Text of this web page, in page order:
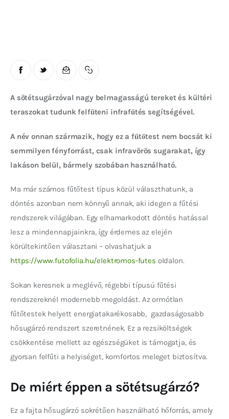
A sötétsugárzóval nagy belmagasságú tereket és kültéri
teraszokat tudunk felfűteni infrafűtés segítségével.
A név onnan származik, hogy ez a fűtőtest nem bocsát ki
semmilyen fényforrást, csak infravörös sugarakat, így
lakáson belül, bármely szobában használható.
Ma már számos fűtőtest típus közül választhatunk, a
döntés azonban nem könnyű annak, aki idegen a fűtési
rendszerek világában. Egy elhamarkodott döntés hatással
lesz a mindennapjainkra, így érdemes az elején
körültekintően választani – olvashatjuk a
https://www.futofolia.hu/elektromos-futes oldalon.
Sokan keresnek a meglévő, régebbi típusú fűtési
rendszereknél modernebb megoldást. Az ormótlan
fűtőtestek helyett energiatakarékosabb,  gazdaságosabb
hősugárzó rendszert szeretnének. Ez a rezsiköltségek
csökkentése mellett az egészségüket is támogatja, és
gyorsan felfűti a helyiséget, komfortos meleget biztosítva.
De miért éppen a sötétsugárzó?
Ez a fajta hősugárzó sokrétűen használható hőforrás, amely